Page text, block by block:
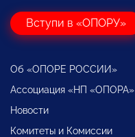
Вступи в «ОПОРУ»
Об «ОПОРЕ РОССИИ»
Ассоциация «НП «ОПОРА»
Новости
Комитеты и Комиссии